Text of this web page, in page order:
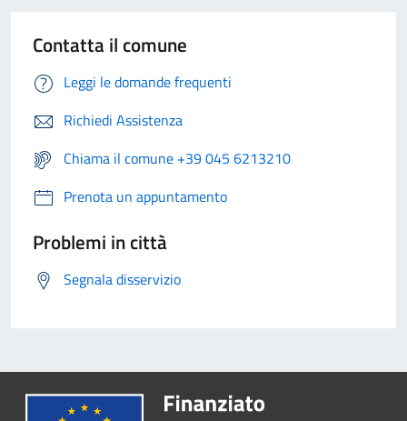
Contatta il comune
Leggi le domande frequenti
Richiedi Assistenza
Chiama il comune +39 045 6213210
Prenota un appuntamento
Problemi in città
Segnala disservizio